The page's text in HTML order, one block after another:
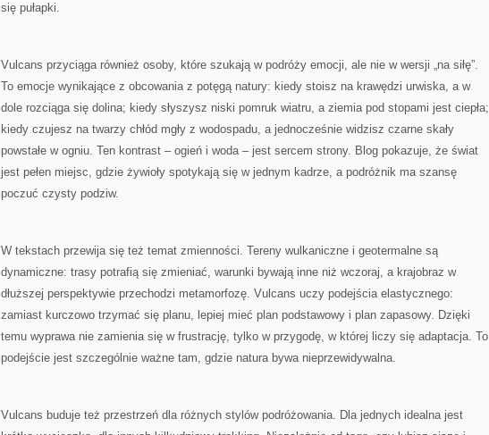
się pułapki.
Vulcans przyciąga również osoby, które szukają w podróży emocji, ale nie w wersji „na siłę”.
To emocje wynikające z obcowania z potęgą natury: kiedy stoisz na krawędzi urwiska, a w
dole rozciąga się dolina; kiedy słyszysz niski pomruk wiatru, a ziemia pod stopami jest ciepła;
kiedy czujesz na twarzy chłód mgły z wodospadu, a jednocześnie widzisz czarne skały
powstałe w ogniu. Ten kontrast – ogień i woda – jest sercem strony. Blog pokazuje, że świat
jest pełen miejsc, gdzie żywioły spotykają się w jednym kadrze, a podróżnik ma szansę
poczuć czysty podziw.
W tekstach przewija się też temat zmienności. Tereny wulkaniczne i geotermalne są
dynamiczne: trasy potrafią się zmieniać, warunki bywają inne niż wczoraj, a krajobraz w
dłuższej perspektywie przechodzi metamorfozę. Vulcans uczy podejścia elastycznego:
zamiast kurczowo trzymać się planu, lepiej mieć plan podstawowy i plan zapasowy. Dzięki
temu wyprawa nie zamienia się w frustrację, tylko w przygodę, w której liczy się adaptacja. To
podejście jest szczególnie ważne tam, gdzie natura bywa nieprzewidywalna.
Vulcans buduje też przestrzeń dla różnych stylów podróżowania. Dla jednych idealna jest